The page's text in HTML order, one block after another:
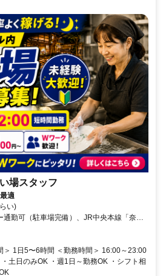
場スタッフ
適
い)
通勤可（駐車場完備）、JR中央本線「奈良
＞ 1日5〜6時間 ＜勤務時間＞ 16:00～23:00
土日のみOK ・週1日～勤務OK ・シフト相